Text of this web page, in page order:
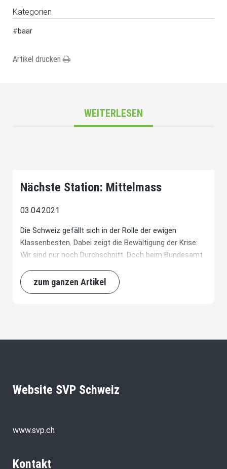
Kategorien
#baar
Artikel drucken
WEITERLESEN
Nächste Station: Mittelmass
03.04.2021
Die Schweiz gefällt sich in der Rolle der ewigen
Klassenbesten. Dabei zeigt die Bewältigung der Krise:
Wir sind nur noch Durchschnitt. Doch beim Bundesamt
sich selbst.
zum ganzen Artikel
Website SVP Schweiz
www.svp.ch
Kontakt